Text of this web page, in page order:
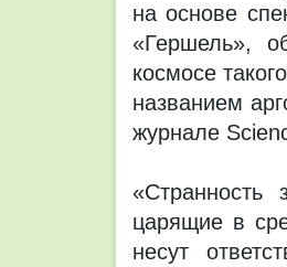
на основе
«Гершель»,
космосе
названием
журнале
царящие в
несут